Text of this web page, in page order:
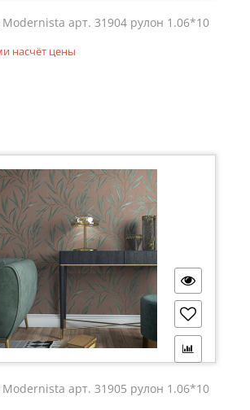
арт. 31904 рулон 1.06*10
насчёт цены
арт. 31905 рулон 1.06*10